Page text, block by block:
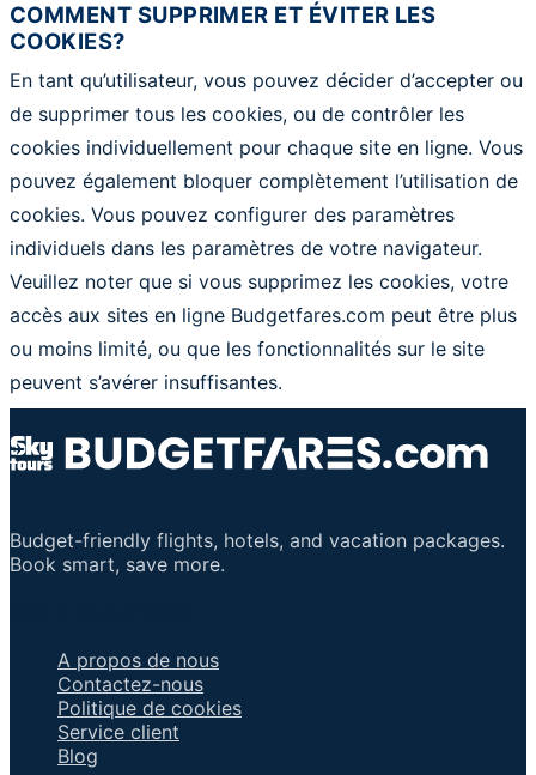
COMMENT SUPPRIMER ET ÉVITER LES
COOKIES?
En tant qu’utilisateur, vous pouvez décider d’accepter ou
de supprimer tous les cookies, ou de contrôler les
cookies individuellement pour chaque site en ligne. Vous
pouvez également bloquer complètement l’utilisation de
cookies. Vous pouvez configurer des paramètres
individuels dans les paramètres de votre navigateur.
Veuillez noter que si vous supprimez les cookies, votre
accès aux sites en ligne Budgetfares.com peut être plus
ou moins limité, ou que les fonctionnalités sur le site
peuvent s’avérer insuffisantes.
Budget-friendly flights, hotels, and vacation packages.
Book smart, save more.
A propos de nous
Contactez-nous
Politique de cookies
Service client
Blog